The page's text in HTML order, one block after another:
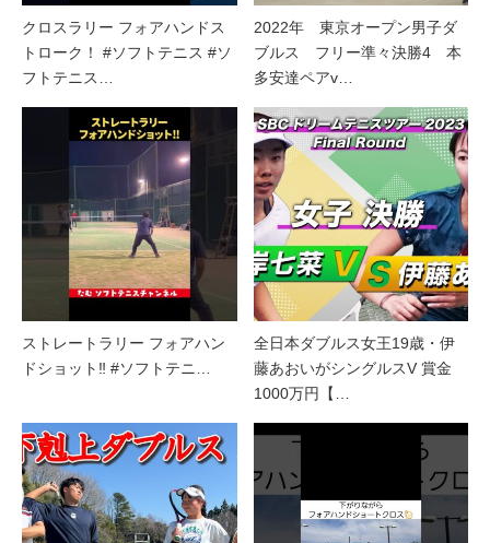
クロスラリー フォアハンドス
トローク！ #ソフトテニス #ソ
フトテニス…
2022年 東京オープン男子ダ
ブルス フリー準々決勝4 本
多安達ペアv…
ストレートラリー フォアハン
ドショット‼︎ #ソフトテニ…
全日本ダブルス女王19歳・伊
藤あおいがシングルスV 賞金
1000万円【…